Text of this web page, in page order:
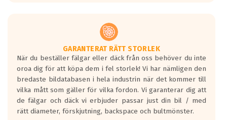
Vid körning i över 50km/h brukar
rullmotståndets ljud överträffa
motorljudet.
På däckmärkningen kommer det finnas
en symbol av ett däck med vågar. Hög
bullernivå markeras med svarta vågor
medans de vita vågorna påvisar om det är
ett tyst däck.
GARANTERAT RÄTT STORLEK
När du beställer fälgar eller däck från oss behöver du inte
oroa dig för att köpa dem i fel storlek! Vi har nämligen den
bredaste bildatabasen i hela industrin när det kommer till
vilka mått som gäller för vilka fordon. Vi garanterar dig att
de fälgar och däck vi erbjuder passar just din bil / med
rätt diameter, förskjutning, backspace och bultmönster.